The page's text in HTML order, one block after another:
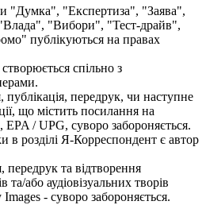
"Думка", "Експертиза", "Заява",
"Вибори", "Тест-драйв",
публікуються на правах
спільно з
публікація, передрук, чи наступне
що містить посилання на
EPA / UPG, суворо забороняється.
в розділі Я-Корреспондент є автор
передрук та відтворення
та/або аудіовізуальних творів
- суворо забороняється.